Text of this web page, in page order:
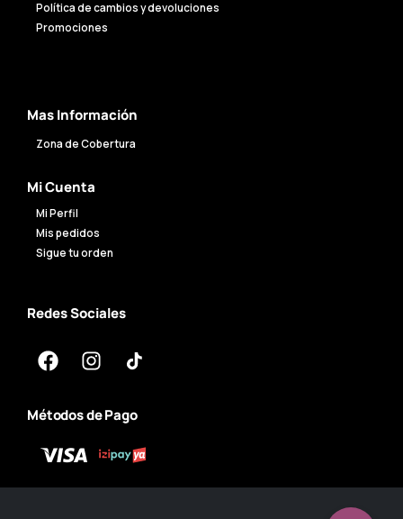
Política de cambios y devoluciones
Promociones
Mas Información
Zona de Cobertura
Mi Cuenta
Mi Perfil
Mis pedidos
Sigue tu orden
Redes Sociales
Métodos de Pago